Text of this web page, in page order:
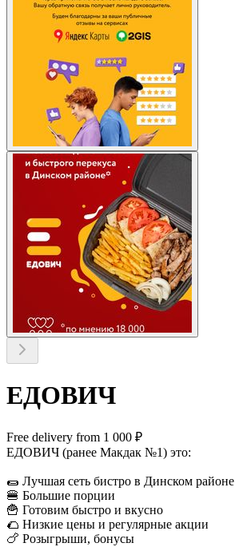
ЕДОВИЧ
Free delivery from 1 000 ₽
ЕДОВИЧ (ранее Макдак №1) это:
🌯 Лучшая сеть бистро в Динском районе
🍔 Большие порции
🍟 Готовим быстро и вкусно
🌮 Низкие цены и регулярные акции
🍗 Розыгрыши, бонусы